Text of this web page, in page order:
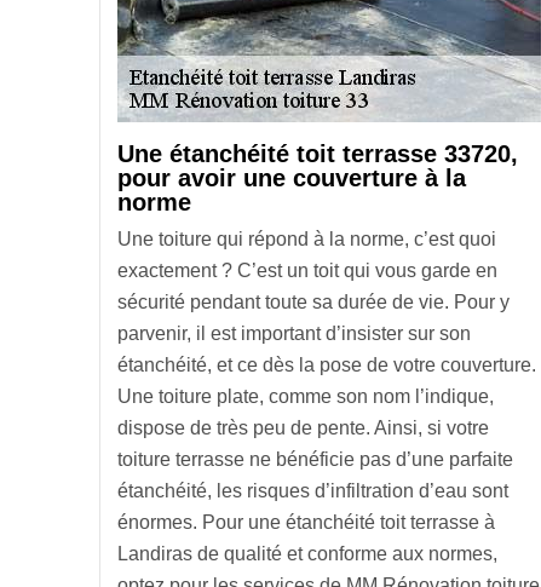
Une étanchéité toit terrasse 33720,
pour avoir une couverture à la
norme
Une toiture qui répond à la norme, c’est quoi
exactement ? C’est un toit qui vous garde en
sécurité pendant toute sa durée de vie. Pour y
parvenir, il est important d’insister sur son
étanchéité, et ce dès la pose de votre couverture.
Une toiture plate, comme son nom l’indique,
dispose de très peu de pente. Ainsi, si votre
toiture terrasse ne bénéficie pas d’une parfaite
étanchéité, les risques d’infiltration d’eau sont
énormes. Pour une étanchéité toit terrasse à
Landiras de qualité et conforme aux normes,